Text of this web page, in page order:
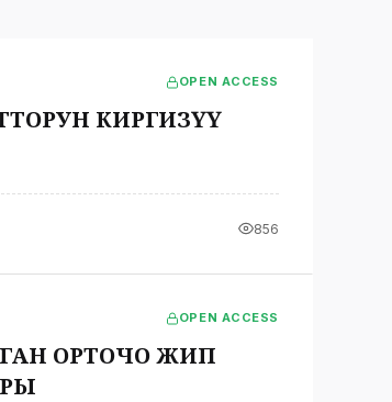
OPEN ACCESS
КИРГИЗҮҮ
856
OPEN ACCESS
ОРТОЧО ЖИП